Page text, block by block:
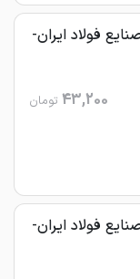
ملی صنایع فولاد ایران-
43,200 تومان
ملی صنایع فولاد ایران-